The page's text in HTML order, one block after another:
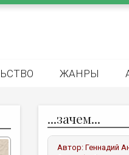
ЖАНРЫ
...зачем...
Автор: Геннадий